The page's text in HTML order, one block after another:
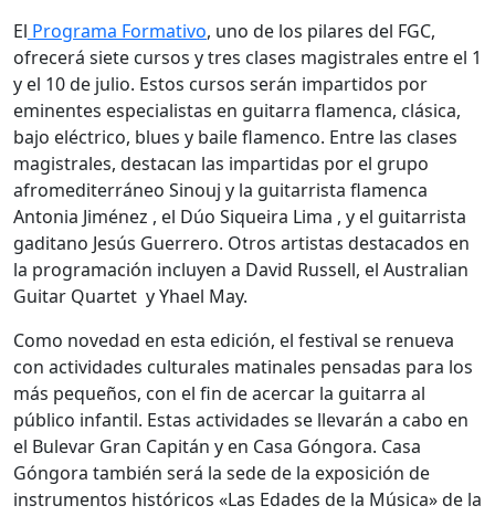
El Programa Formativo, uno de los pilares del FGC,
ofrecerá siete cursos y tres clases magistrales entre el 1
y el 10 de julio. Estos cursos serán impartidos por
eminentes especialistas en guitarra flamenca, clásica,
bajo eléctrico, blues y baile flamenco. Entre las clases
magistrales, destacan las impartidas por el grupo
afromediterráneo Sinouj y la guitarrista flamenca
Antonia Jiménez , el Dúo Siqueira Lima , y el guitarrista
gaditano Jesús Guerrero. Otros artistas destacados en
la programación incluyen a David Russell, el Australian
Guitar Quartet y Yhael May.
Como novedad en esta edición, el festival se renueva
con actividades culturales matinales pensadas para los
más pequeños, con el fin de acercar la guitarra al
público infantil. Estas actividades se llevarán a cabo en
el Bulevar Gran Capitán y en Casa Góngora. Casa
Góngora también será la sede de la exposición de
instrumentos históricos «Las Edades de la Música» de la